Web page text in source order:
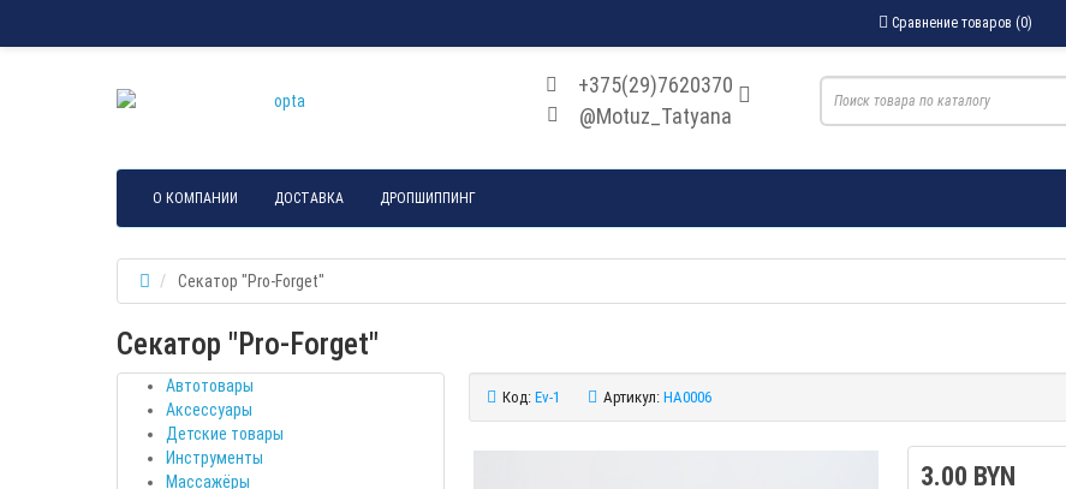
Сравнение товаров (0)
+375(29)7620370
@Motuz_Tatyana
О КОМПАНИИ ДОСТАВКА ДРОПШИППИНГ
Секатор "Pro-Forget"
Секатор "Pro-Forget"
Автотовары
Аксессуары
Детские товары
Инструменты
Массажёры
Код: Ev-1 Артикул: HA0006
3.00 BYN